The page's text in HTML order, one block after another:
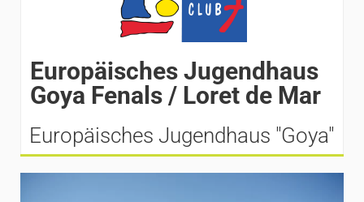
Europäisches Jugendhaus
Goya Fenals / Loret de Mar
Europäisches Jugendhaus "Goya"